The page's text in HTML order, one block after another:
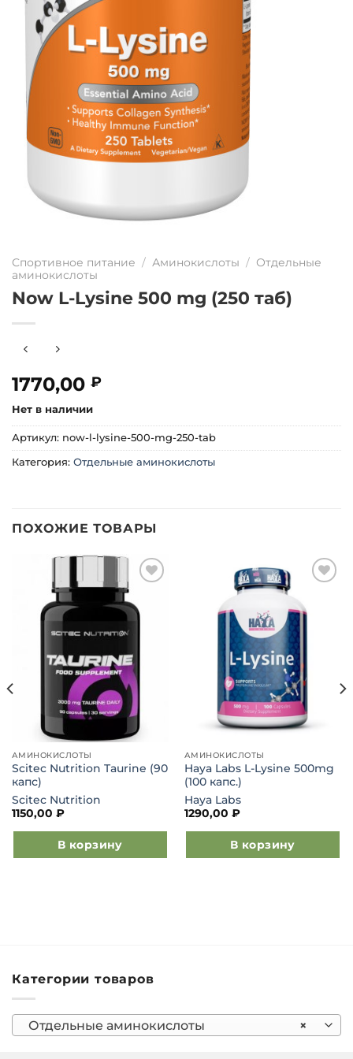
Спортивное питание / Аминокислоты / Отдельные
аминокислоты
Now L-Lysine 500 mg (250 таб)
1770,00 ₽
Нет в наличии
Артикул: now-l-lysine-500-mg-250-tab
Категория: Отдельные аминокислоты
ПОХОЖИЕ ТОВАРЫ
Добавить
в список
желаний
АМИНОКИСЛОТЫ
Scitec Nutrition Taurine (90
капс)
Scitec Nutrition
1150,00 ₽
В корзину
Добавить
в список
желаний
АМИНОКИСЛОТЫ
Haya Labs L-Lysine 500mg
(100 капс.)
Haya Labs
1290,00 ₽
В корзину
Категории товаров
×
Отдельные аминокислоты